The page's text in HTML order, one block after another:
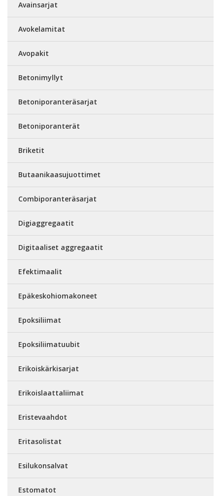
Avainsarjat
Avokelamitat
Avopakit
Betonimyllyt
Betoniporanteräsarjat
Betoniporanterät
Briketit
Butaanikaasujuottimet
Combiporanteräsarjat
Digiaggregaatit
Digitaaliset aggregaatit
Efektimaalit
Epäkeskohiomakoneet
Epoksiliimat
Epoksiliimatuubit
Erikoiskärkisarjat
Erikoislaattaliimat
Eristevaahdot
Eritasolistat
Esilukonsalvat
Estomatot